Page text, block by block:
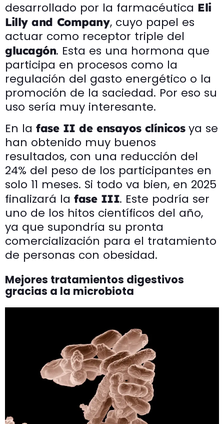
desarrollado por la farmacéutica Eli
Lilly and Company, cuyo papel es
actuar como receptor triple del
glucagón. Esta es una hormona que
participa en procesos como la
regulación del gasto energético o la
promoción de la saciedad. Por eso su
uso sería muy interesante.
En la fase II de ensayos clínicosya se
han obtenido muy buenos
resultados, con una reducción del
24% del peso de los participantes en
solo 11 meses. Si todo va bien, en 2025
finalizará la fase III. Este podría ser
uno de los hitos científicos del año,
ya que supondría su pronta
comercialización para el tratamiento
de personas con obesidad.
Mejores tratamientos digestivos
gracias a la microbiota